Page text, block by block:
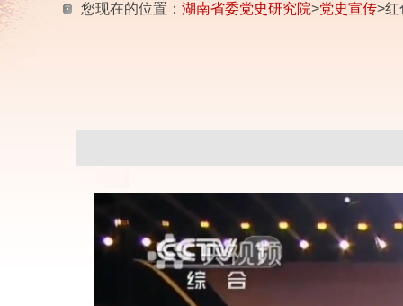
您现在的位置： 湖南省委党史研究院>党史宣传>红